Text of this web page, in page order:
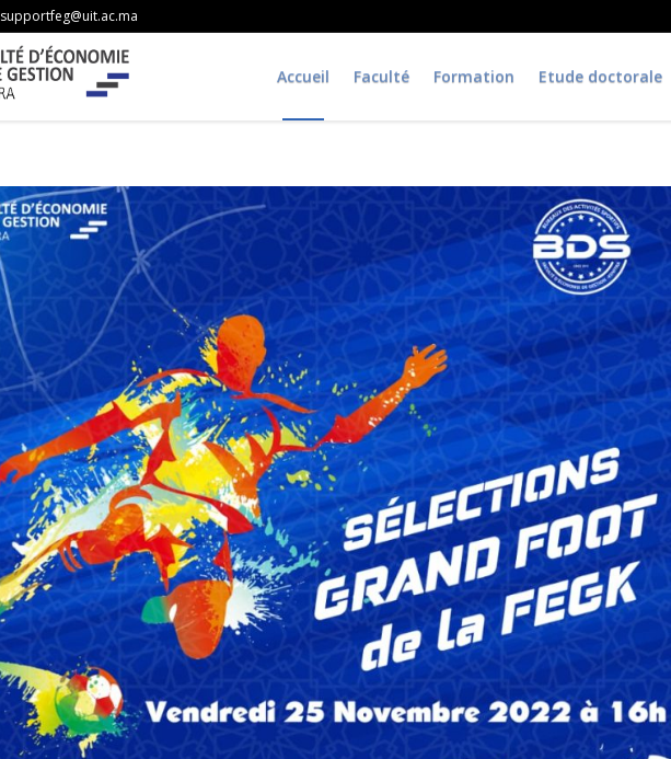
supportfeg@uit.ac.ma
Accueil Faculté Formation Etude doctorale